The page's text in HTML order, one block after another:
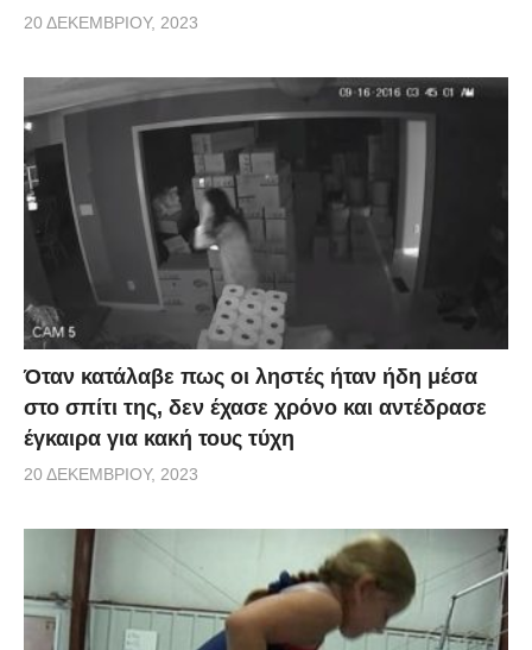
20 ΔΕΚΕΜΒΡΊΟΥ, 2023
Όταν κατάλαβε πως οι ληστές ήταν ήδη μέσα
στο σπίτι της, δεν έχασε χρόνο και αντέδρασε
έγκαιρα για κακή τους τύχη
20 ΔΕΚΕΜΒΡΊΟΥ, 2023